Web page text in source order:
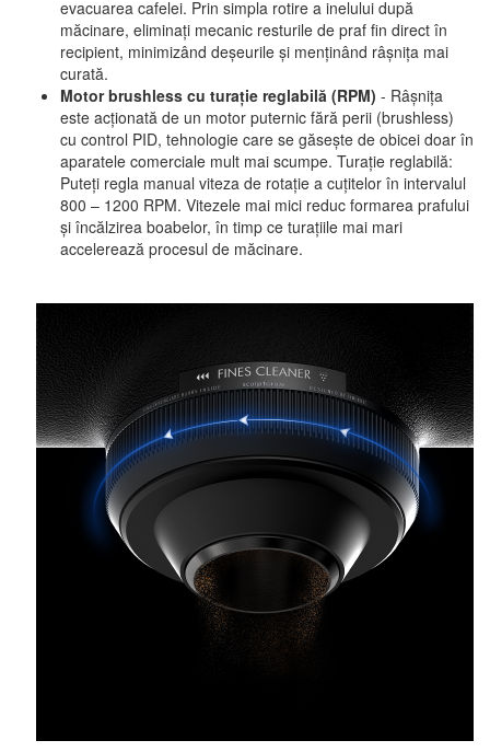
evacuarea cafelei. Prin simpla rotire a inelului după
măcinare, eliminați mecanic resturile de praf fin direct în
recipient, minimizând deșeurile și menținând râșnița mai
curată.
Motor brushless cu turație reglabilă (RPM) - Râșnița
este acționată de un motor puternic fără perii (brushless)
cu control PID, tehnologie care se găsește de obicei doar în
aparatele comerciale mult mai scumpe. Turație reglabilă:
Puteți regla manual viteza de rotație a cuțitelor în intervalul
800 – 1200 RPM. Vitezele mai mici reduc formarea prafului
și încălzirea boabelor, în timp ce turațiile mai mari
accelerează procesul de măcinare.